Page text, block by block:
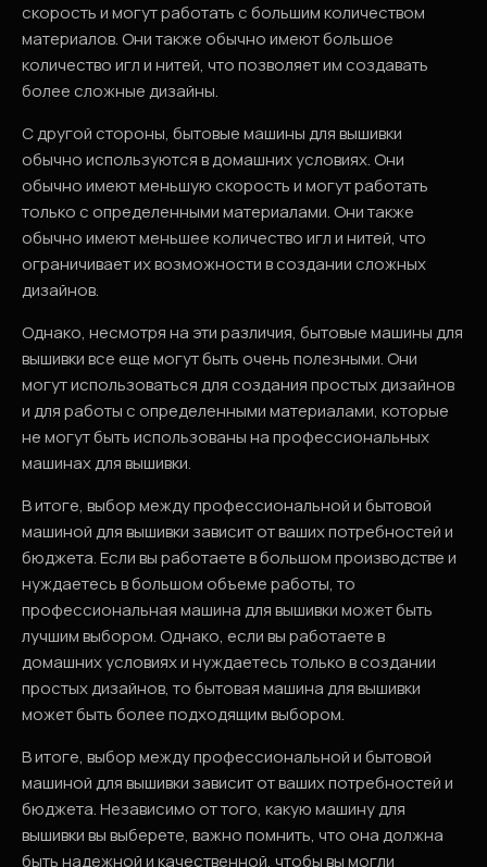
скорость и могут работать с большим количеством
материалов. Они также обычно имеют большое
количество игл и нитей, что позволяет им создавать
более сложные дизайны.
С другой стороны, бытовые машины для вышивки
обычно используются в домашних условиях. Они
обычно имеют меньшую скорость и могут работать
только с определенными материалами. Они также
обычно имеют меньшее количество игл и нитей, что
ограничивает их возможности в создании сложных
дизайнов.
Однако, несмотря на эти различия, бытовые машины для
вышивки все еще могут быть очень полезными. Они
могут использоваться для создания простых дизайнов
и для работы с определенными материалами, которые
не могут быть использованы на профессиональных
машинах для вышивки.
В итоге, выбор между профессиональной и бытовой
машиной для вышивки зависит от ваших потребностей и
бюджета. Если вы работаете в большом производстве и
нуждаетесь в большом объеме работы, то
профессиональная машина для вышивки может быть
лучшим выбором. Однако, если вы работаете в
домашних условиях и нуждаетесь только в создании
простых дизайнов, то бытовая машина для вышивки
может быть более подходящим выбором.
В итоге, выбор между профессиональной и бытовой
машиной для вышивки зависит от ваших потребностей и
бюджета. Независимо от того, какую машину для
вышивки вы выберете, важно помнить, что она должна
быть надежной и качественной, чтобы вы могли